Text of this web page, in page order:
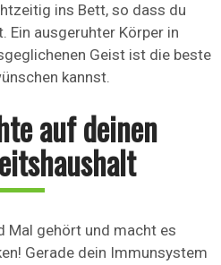
ins Bett, so dass du
ausgeruhter Körper in
Geist ist die beste
kannst.
auf deinen
Mal gehört und macht es
Gerade dein Immunsystem